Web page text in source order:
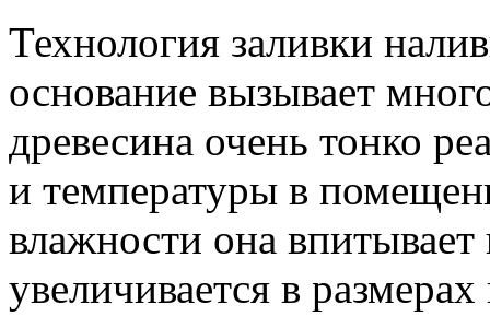
Технология заливки
основание вызывает
древесина очень тонко
и температуры в
влажности она впитывает
увеличивается в